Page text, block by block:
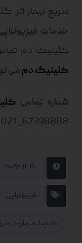
سریع بیمار اثر
خدمات
کلینیک دم
کلینیک دممی
شماره تماس
67398888_021
۲۰۲۲-۱۱-۲۰
فیزیوتراپی
کلینیک درمان در